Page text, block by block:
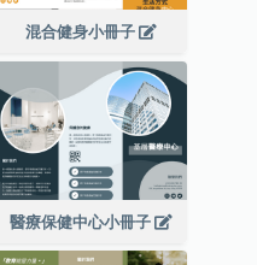
混合健身小冊子
醫療保健中心小冊子